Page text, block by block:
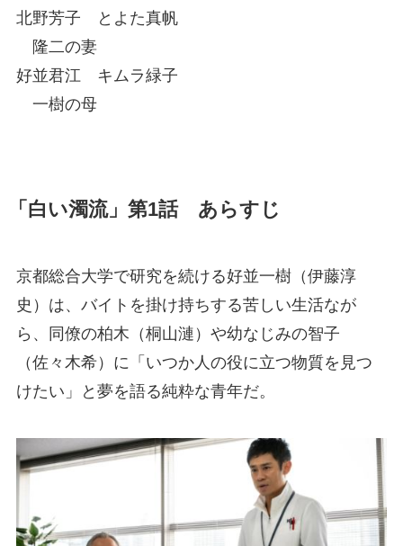
北野芳子 とよた真帆
隆二の妻
好並君江 キムラ緑子
一樹の母
「白い濁流」第1話 あらすじ
京都総合大学で研究を続ける好並一樹（伊藤淳
史）は、バイトを掛け持ちする苦しい生活なが
ら、同僚の柏木（桐山漣）や幼なじみの智子
（佐々木希）に「いつか人の役に立つ物質を見つ
けたい」と夢を語る純粋な青年だ。